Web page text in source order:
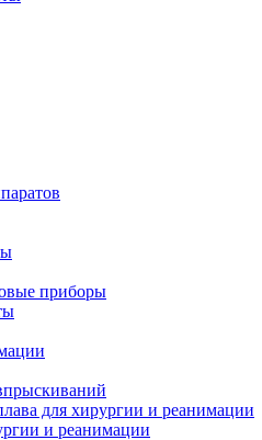
приборы
для хирургии и реанимации
и реанимации